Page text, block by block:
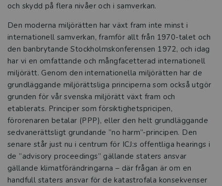
och skydd på flera nivåer och i samverkan.
Den moderna miljörätten har växt fram inte minst i
internationell samverkan, framför allt från 1970-talet och
den banbrytande Stockholmskonferensen 1972, och idag
har vi en omfattande och mångfacetterad internationell
miljörätt. Genom den internationella miljörätten har de
grundläggande miljörättsliga principerna som också utgör
grunden för vår svenska miljörätt växt fram och
etablerats. Principer som försiktighetspricipen,
förorenaren betalar (PPP), eller den helt grundläggande
sedvanerättsligt grundande ”no harm”-principen. Den
senare står just nu i centrum för ICJ:s offentliga hearings i
de ”advisory proceedings” gällande staters ansvar
gällande klimatförändringarna – där frågan är om en
handfull staters ansvar för de katastrofala konsekvenser